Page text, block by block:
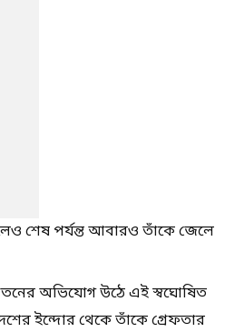
শেষ পর্যন্ত আবারও তাঁকে জেলে
অভিযোগ উঠে এই স্বঘোষিত
ইন্দোর থেকে তাঁকে গ্রেফতার